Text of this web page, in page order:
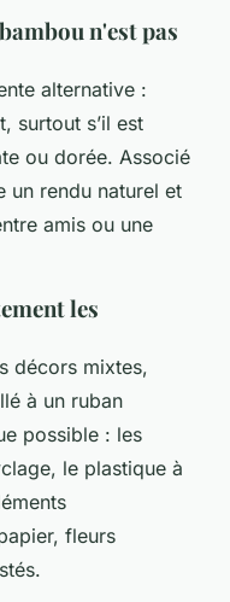
n'est pas
alternative :
surtout s’il est
ou dorée. Associé
un rendu naturel et
amis ou une
les
décors mixtes,
à un ruban
possible : les
le plastique à
fleurs